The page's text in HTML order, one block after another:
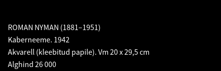
ROMAN NYMAN (1881–1951)
Kaberneeme. 1942
Akvarell (kleebitud papile). Vm 20 x 29,5 cm
Alghind 26 000